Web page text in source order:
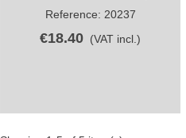
Reference: 20237
€18.40 (VAT incl.)